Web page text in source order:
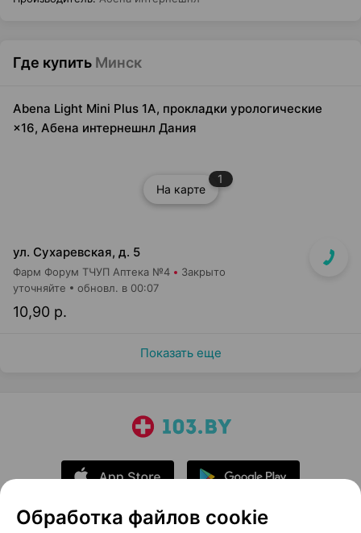
Где купить Минск
Abena Light Mini Plus 1A, прокладки урологические
×16, Абена интернешнл Дания
На карте
1
ул. Сухаревская, д. 5
Фарм Форум ТЧУП Аптека №4 Закрыто
10,90 р.
уточняйте обновл. в 00:07
Показать еще
Обработка файлов cookie